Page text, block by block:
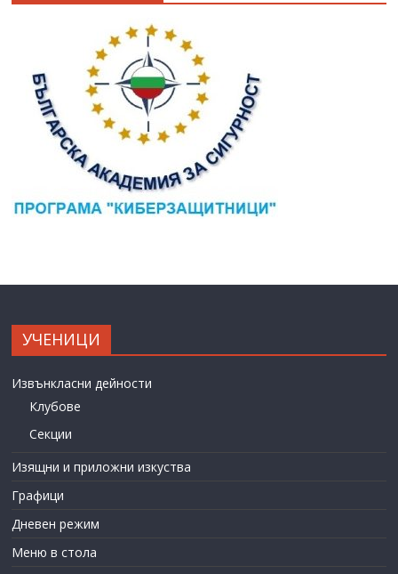
УЧЕНИЦИ
Извънкласни дейности
Клубове
Секции
Изящни и приложни изкуства
Графици
Дневен режим
Меню в стола